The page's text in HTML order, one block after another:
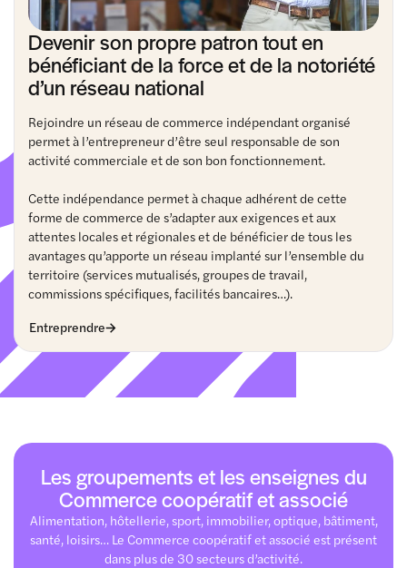
Devenir son propre patron tout en
bénéficiant de la force et de la notoriété
d’un réseau national
Rejoindre un réseau de commerce indépendant organisé
permet à l’entrepreneur d’être seul responsable de son
activité commerciale et de son bon fonctionnement.
Cette indépendance permet à chaque adhérent de cette
forme de commerce de s’adapter aux exigences et aux
attentes locales et régionales et de bénéficier de tous les
avantages qu’apporte un réseau implanté sur l’ensemble du
territoire (services mutualisés, groupes de travail,
commissions spécifiques, facilités bancaires…).
Entreprendre
Les groupements et les enseignes du
Commerce coopératif et associé
Alimentation, hôtellerie, sport, immobilier, optique, bâtiment,
santé, loisirs… Le Commerce coopératif et associé est présent
dans plus de 30 secteurs d’activité.